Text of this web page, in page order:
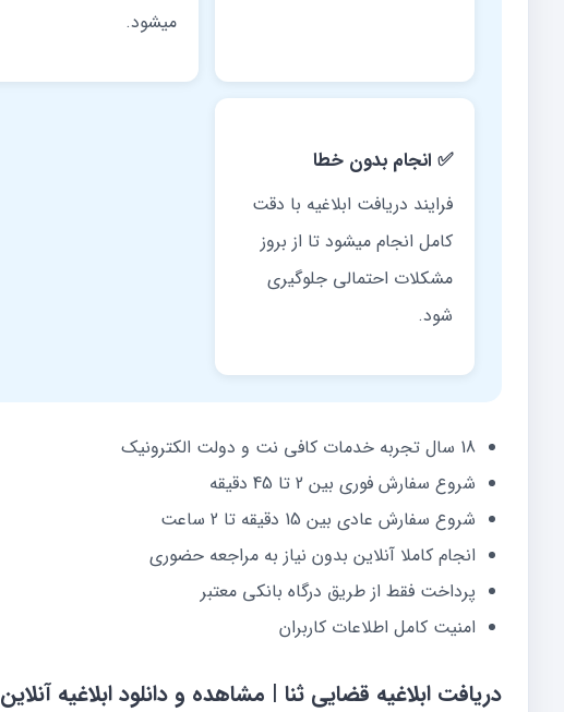
میشود.
✅ انجام بدون خطا
فرایند دریافت ابلاغیه با دقت
کامل انجام میشود تا از بروز
مشکلات احتمالی جلوگیری
شود.
18 سال تجربه خدمات کافی نت و دولت الکترونیک
شروع سفارش فوری بین 2 تا 45 دقیقه
شروع سفارش عادی بین 15 دقیقه تا 2 ساعت
انجام کاملا آنلاین بدون نیاز به مراجعه حضوری
پرداخت فقط از طریق درگاه بانکی معتبر
امنیت کامل اطلاعات کاربران
دریافت ابلاغیه قضایی ثنا | مشاهده و دانلود ابلاغیه آنلاین